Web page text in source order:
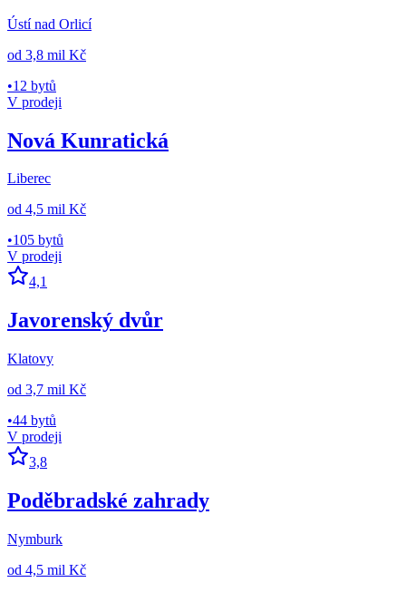
Ústí nad Orlicí
od 3,8 mil Kč
•12 bytů
V prodeji
Nová Kunratická
Liberec
od 4,5 mil Kč
•105 bytů
V prodeji
4,1
Javorenský dvůr
Klatovy
od 3,7 mil Kč
•44 bytů
V prodeji
3,8
Poděbradské zahrady
Nymburk
od 4,5 mil Kč